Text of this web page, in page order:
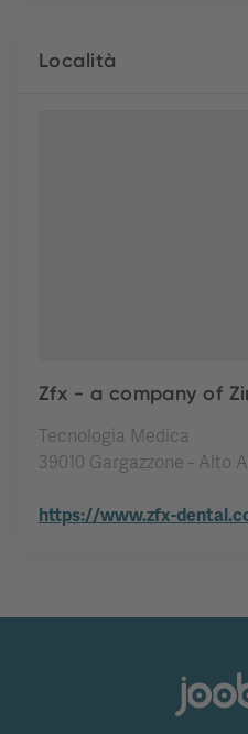
Località
Zfx - a company of
Tecnologia Medica
39010 Gargazzone - Alto
https://www.zfx-